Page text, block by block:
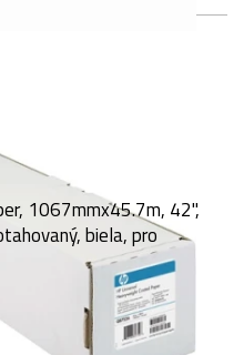
1067mmx45.7m, 42",
biela, pro